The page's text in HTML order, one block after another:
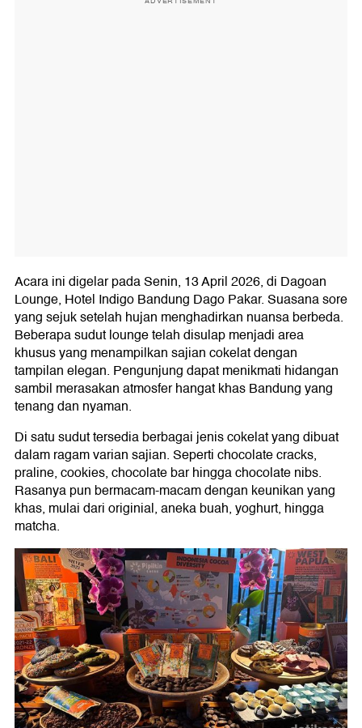
Acara ini digelar pada Senin, 13 April 2026, di Dagoan
Lounge, Hotel Indigo Bandung Dago Pakar. Suasana sore
yang sejuk setelah hujan menghadirkan nuansa berbeda.
Beberapa sudut lounge telah disulap menjadi area
khusus yang menampilkan sajian cokelat dengan
tampilan elegan. Pengunjung dapat menikmati hidangan
sambil merasakan atmosfer hangat khas Bandung yang
tenang dan nyaman.
Di satu sudut tersedia berbagai jenis cokelat yang dibuat
dalam ragam varian sajian. Seperti chocolate cracks,
praline, cookies, chocolate bar hingga chocolate nibs.
Rasanya pun bermacam-macam dengan keunikan yang
khas, mulai dari originial, aneka buah, yoghurt, hingga
matcha.